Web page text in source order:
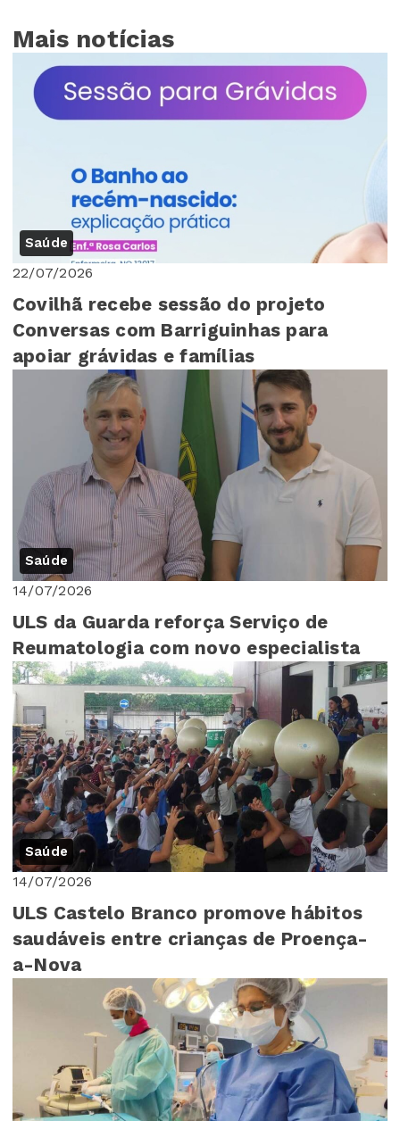
Mais notícias
Saúde
22/07/2026
Covilhã recebe sessão do projeto
Conversas com Barriguinhas para
apoiar grávidas e famílias
Saúde
14/07/2026
ULS da Guarda reforça Serviço de
Reumatologia com novo especialista
Saúde
14/07/2026
ULS Castelo Branco promove hábitos
saudáveis entre crianças de Proença-
a-Nova